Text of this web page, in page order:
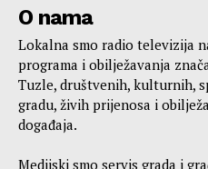
O nama
Lokalna smo radio televizija
programa i obilježavanja
Tuzle, društvenih, kulturnih,
gradu, živih prijenosa i
događaja.
Medijski smo servis grada i